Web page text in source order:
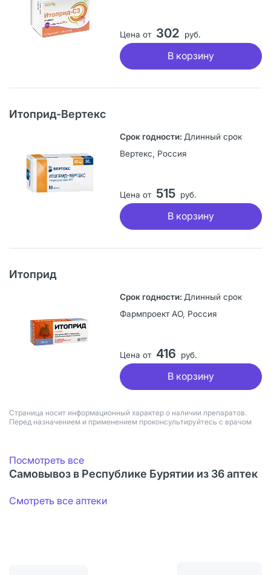
Цена от 302 руб.
В корзину
Итоприд-Вертекс
Длинный срок
Вертекс, Россия
Цена от 515 руб.
В корзину
Итоприд
Длинный срок
Фармпроект АО, Россия
Цена от 416 руб.
В корзину
Страница носит информационный характер о наличии препаратов.
Перед назначением и применением проконсультируйтесь с врачом
Посмотреть все
Самовывоз в Республике Бурятии из 36 аптек
Смотреть все аптеки